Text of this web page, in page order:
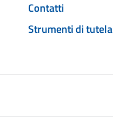
Contatti
Strumenti di tutela